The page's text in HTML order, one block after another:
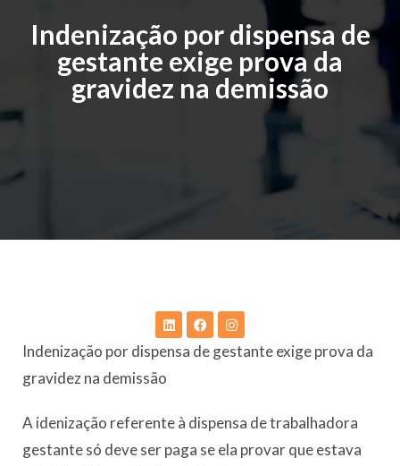
Indenização por dispensa de
gestante exige prova da
gravidez na demissão
Indenização por dispensa de gestante exige prova da
gravidez na demissão
A idenização referente à dispensa de trabalhadora
gestante só deve ser paga se ela provar que estava